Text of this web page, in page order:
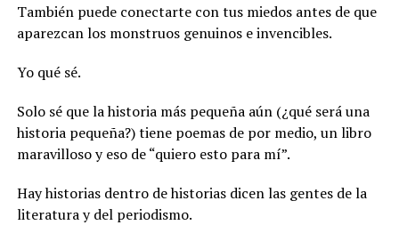
También puede conectarte con tus miedos antes de que
aparezcan los monstruos genuinos e invencibles.
Yo qué sé.
Solo sé que la historia más pequeña aún (¿qué será una
historia pequeña?) tiene poemas de por medio, un libro
maravilloso y eso de “quiero esto para mí”.
Hay historias dentro de historias dicen las gentes de la
literatura y del periodismo.